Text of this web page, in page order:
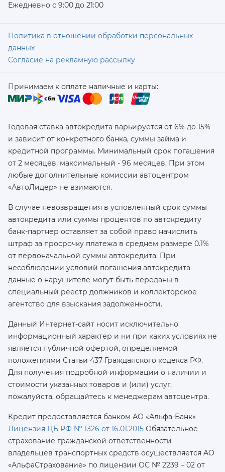
Ежедневно с 9:00 до 21:00
Политика в отношении обработки персональных
данных
Согласие на рекламную рассылку
Принимаем к оплате наличные и карты:
Годовая ставка автокредита варьируется от 6% до 15%
и зависит от конкретного банка, суммы займа и
кредитной программы. Минимальный срок погашения
от 2 месяцев, максимальный - 96 месяцев. При этом
любые дополнительные комиссии автоцентром
«АвтоЛидер» не взимаются.
В случае невозвращения в условленный срок суммы
автокредита или суммы процентов по автокредиту
банк-партнер оставляет за собой право начислить
штраф за просрочку платежа в среднем размере 0.1%
от первоначальной суммы автокредита. При
несоблюдении условий погашения автокредита
данные о нарушителе могут быть переданы в
специальный реестр должников и коллекторское
агентство для взыскания задолженности.
Данный Интернет-сайт носит исключительно
информационный характер и ни при каких условиях не
является публичной офертой, определяемой
положениями Статьи 437 Гражданского кодекса РФ.
Для получения подробной информации о наличии и
стоимости указанных товаров и (или) услуг,
пожалуйста, обращайтесь к менеджерам автоцентра.
Кредит предоставляется банком АО «Альфа-Банк»
Лицензия ЦБ РФ № 1326 от 16.01.2015 Обязательное
страхование гражданской ответственности
владельцев транспортных средств осуществляется AO
«АльфаСтрахование» по лицензии ОС № 2239 – 02 от